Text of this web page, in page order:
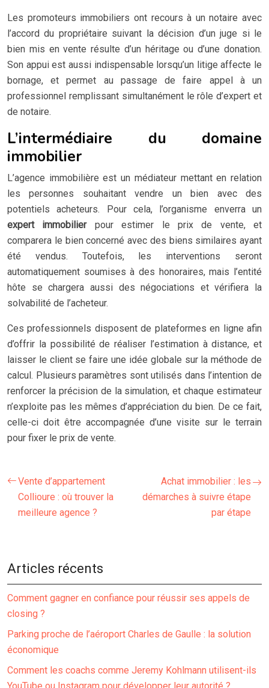
Les promoteurs immobiliers ont recours à un notaire avec
l’accord du propriétaire suivant la décision d’un juge si le
bien mis en vente résulte d’un héritage ou d’une donation.
Son appui est aussi indispensable lorsqu’un litige affecte le
bornage, et permet au passage de faire appel à un
professionnel remplissant simultanément le rôle d’expert et
de notaire.
L’intermédiaire du domaine
immobilier
L’agence immobilière est un médiateur mettant en relation
les personnes souhaitant vendre un bien avec des
potentiels acheteurs. Pour cela, l’organisme enverra un
expert immobilierpour estimer le prix de vente, et
comparera le bien concerné avec des biens similaires ayant
été vendus. Toutefois, les interventions seront
automatiquement soumises à des honoraires, mais l’entité
hôte se chargera aussi des négociations et vérifiera la
solvabilité de l’acheteur.
Ces professionnels disposent de plateformes en ligne afin
d’offrir la possibilité de réaliser l’estimation à distance, et
laisser le client se faire une idée globale sur la méthode de
calcul. Plusieurs paramètres sont utilisés dans l’intention de
renforcer la précision de la simulation, et chaque estimateur
n’exploite pas les mêmes d’appréciation du bien. De ce fait,
celle-ci doit être accompagnée d’une visite sur le terrain
pour fixer le prix de vente.
Vente d’appartement
Collioure : où trouver la
meilleure agence ?
Achat immobilier : les
démarches à suivre étape
par étape
Articles récents
Comment gagner en confiance pour réussir ses appels de
closing ?
Parking proche de l’aéroport Charles de Gaulle : la solution
économique
Comment les coachs comme Jeremy Kohlmann utilisent-ils